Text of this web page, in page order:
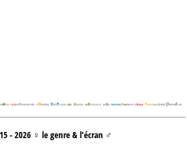
- 2026 ♀ le genre & l’écran ♂